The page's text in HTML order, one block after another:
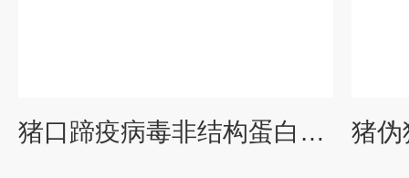
猪口蹄疫病毒非结构蛋白抗体检测试剂盒